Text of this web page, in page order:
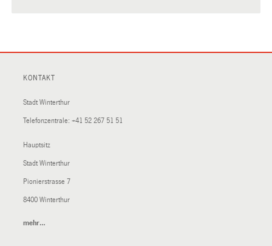
KONTAKT
Stadt Winterthur
Telefonzentrale: +41 52 267 51 51
Hauptsitz
Stadt Winterthur
Pionierstrasse 7
8400 Winterthur
mehr…